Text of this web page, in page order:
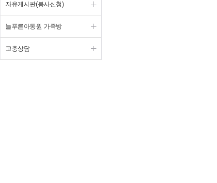
자유게시판(봉사신청)
늘푸른아동원 가족방
고충상담